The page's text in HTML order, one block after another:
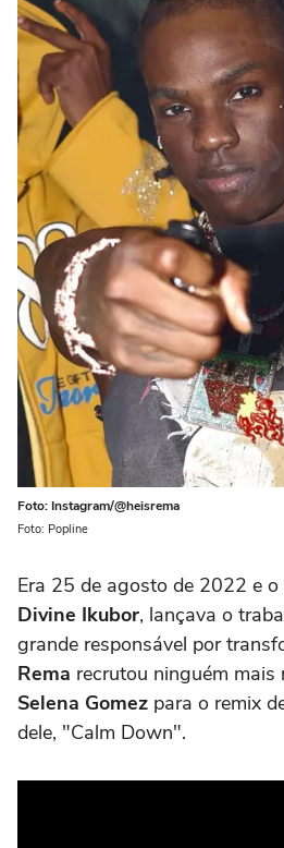
Foto: Instagram/@heisrema
Foto: Popline
Era 25 de agosto de 2022 e
Divine Ikubor, lançava o
grande responsável por
Rema recrutou ninguém mais
Selena Gomez para o remix
dele, "Calm Down".